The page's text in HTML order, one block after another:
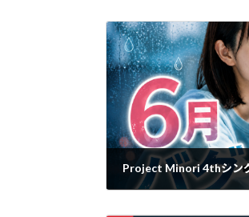
2026年5月25日